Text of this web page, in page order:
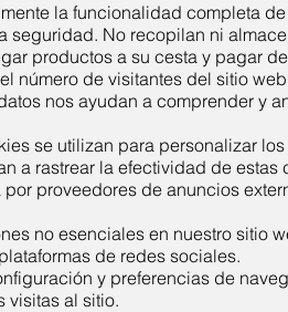
la funcionalidad completa
No recopilan ni
productos a su cesta y pagar
número de visitantes del sitio
nos ayudan a comprender y
se utilizan​​ para personalizar
a rastrear la efectividad de
proveedores de anuncios
no esenciales en nuestro sitio
de redes sociales.
y preferencias de
visitas al sitio.